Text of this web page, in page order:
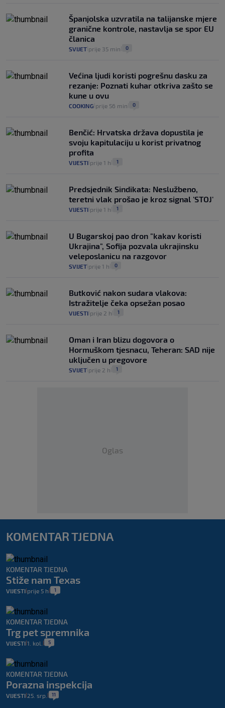
Španjolska uzvratila na talijanske mjere
granične kontrole, nastavlja se spor EU
članica
SVIJET prije 35 min 0
Većina ljudi koristi pogrešnu dasku za
rezanje: Poznati kuhar otkriva zašto se
kune u ovu
COOKING prije 56 min 0
Benčić: Hrvatska država dopustila je
svoju kapitulaciju u korist privatnog
profita
VIJESTI prije 1 h 1
Predsjednik Sindikata: Neslužbeno,
teretni vlak prošao je kroz signal 'STOJ'
VIJESTI prije 1 h 1
U Bugarskoj pao dron "kakav koristi
Ukrajina", Sofija pozvala ukrajinsku
veleposlanicu na razgovor
SVIJET prije 1 h 0
Butković nakon sudara vlakova:
Istražitelje čeka opsežan posao
VIJESTI prije 2 h 1
Oman i Iran blizu dogovora o
Hormuškom tjesnacu, Teheran: SAD nije
uključen u pregovore
SVIJET prije 2 h 1
Oglas
KOMENTAR TJEDNA
KOMENTAR TJEDNA
Stiže nam Texas
VIJESTI prije 5 h 1
KOMENTAR TJEDNA
Trg pet spremnika
VIJESTI 1. kol. 5
KOMENTAR TJEDNA
Porazna inspekcija
VIJESTI 25. srp. 11